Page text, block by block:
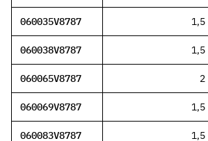
060035V8787 1,5
060038V8787 1,5
060065V8787 2
060069V8787 1,5
060083V8787 1,5